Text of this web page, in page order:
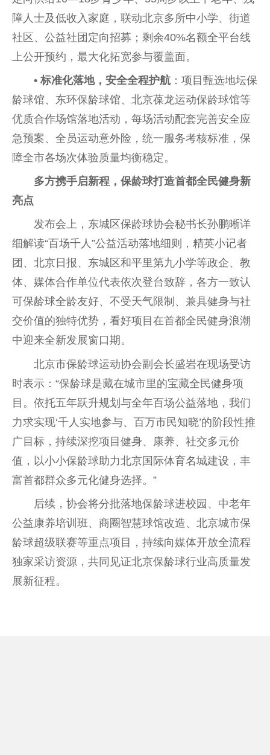
障人士及低收入家庭，联动北京多所中小学、街道
社区、公益社团定向招募；剩余40%名额全平台线
上公开预约，最大化拓宽参与覆盖面。
• 标准化落地，安全全程护航 ：项目甄选地坛保
龄球馆、东环保龄球馆、北京葆龙运动保龄球馆等
优质合作场馆落地活动，每场活动配套完善安全应
急预案、全员运动意外险，统一服务考核标准，保
障全市各场次体验质量均衡稳定。
多方携手启新程，保龄球打造首都全民健身新
亮点
发布会上，东城区保龄球协会秘书长孙鹏晰详
细解读“百场千人”公益活动落地细则，精英小记者
团、北京日报、东城区和平里第九小学等政企、教
体、媒体合作单位代表依次登台致辞，各方一致认
可保龄球全龄友好、不受天气限制、兼具健身与社
交价值的独特优势，看好项目在首都全民健身浪潮
中迎来全新发展窗口期。
北京市保龄球运动协会副 会长盛岩在现场受访
时表示：“保龄球是藏在城市里的宝藏全民健身项
目。依托五年跃升规划与全年百场公益落地，我们
力求实现‘千人实地参与、百万市民知晓’的阶段性推
广目标，持续深挖项目健身、康养、社交多元价
值，以小小保龄球助力北京国际体育名城建设，丰
富首都群众多元化健身选择。”
后续， 协会将分批落地保龄球进校园、中老年
公益康养培训班、商圈智慧球馆改造、北京城市保
龄球超级联赛等重点项目，持续向媒体开放全流程
独家采访资源，共同见证北京保龄球行业高质量发
展新征程。